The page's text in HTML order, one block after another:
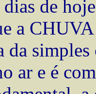
de
a
da
ar e é